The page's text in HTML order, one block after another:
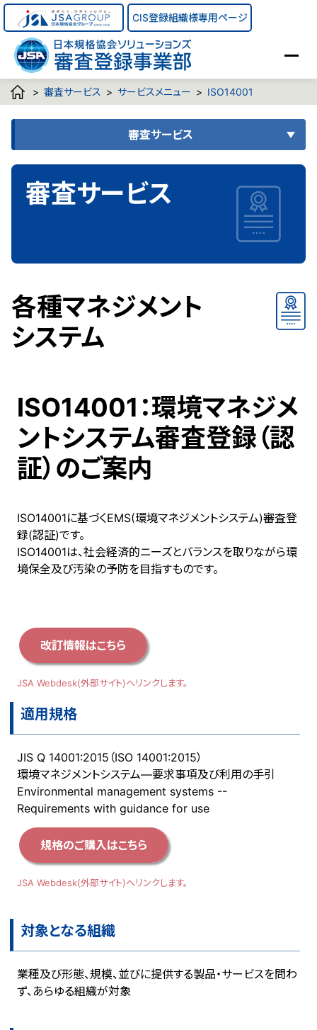
CIS登録組織様専用ページ
> 審査サービス > サービスメニュー > ISO14001
審査サービス
審査サービス
各種マネジメント
システム
ISO14001：環境マネジメ
ントシステム審査登録（認
証）のご案内
ISO14001に基づくEMS(環境マネジメントシステム)審査登
録(認証)です。
ISO14001は、社会経済的ニーズとバランスを取りながら環
境保全及び汚染の予防を目指すものです。
改訂情報はこちら
JSA Webdesk(外部サイト)へリンクします。
適用規格
JIS Q 14001:2015（ISO 14001:2015）
環境マネジメントシステム―要求事項及び利用の手引
Environmental management systems --
Requirements with guidance for use
規格のご購入はこちら
JSA Webdesk(外部サイト)へリンクします。
対象となる組織
業種及び形態、規模、並びに提供する製品・サービスを問わ
ず、あらゆる組織が対象